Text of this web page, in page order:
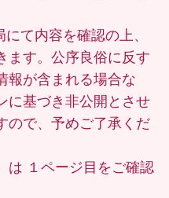
て内容を確認の上、
ます。公序良俗に反す
報が含まれる場合な
に基づき非公開とさせ
ので、予めご了承くだ
は １ページ目 をご確認